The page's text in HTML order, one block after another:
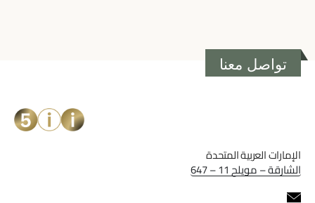
تواصل معنا
الإمارات العربية المتحدة
الشارقة – مويلح 11 – 647